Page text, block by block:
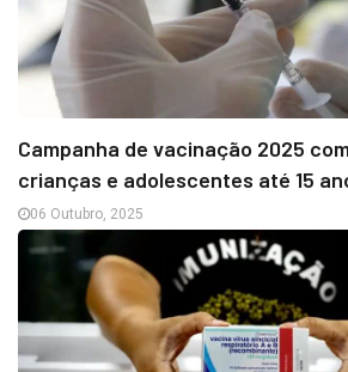
Campanha de vacinação 2025
crianças e adolescentes até 15
06 Outubro, 2025